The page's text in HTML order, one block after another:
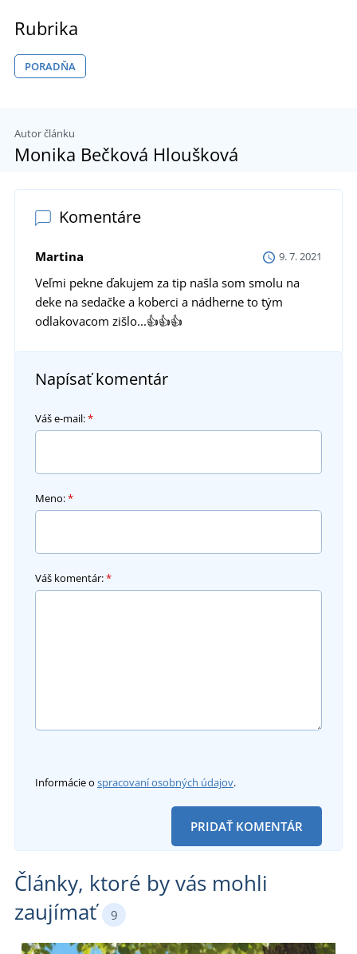
Rubrika
PORADŇA
Autor článku
Monika Bečková Hloušková
Komentáre
Martina 9. 7. 2021
Veľmi pekne ďakujem za tip našla som smolu na
deke na sedačke a koberci a nádherne to tým
odlakovacom zišlo...👍👍👍
Napísať komentár
Váš e-mail:*
Meno:*
Váš komentár:*
Informácie o spracovaní osobných údajov.
PRIDAŤ KOMENTÁR
Články, ktoré by vás mohli
zaujímať
9